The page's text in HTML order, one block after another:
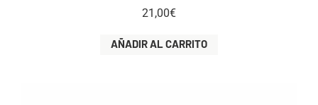
21,00€
AÑADIR AL CARRITO